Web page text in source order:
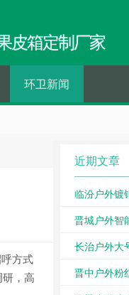
皮箱定制厂家
环卫新闻
方式
，高
近期文章
临汾户外镀
晋城户外智
长治户外大
晋中户外粉